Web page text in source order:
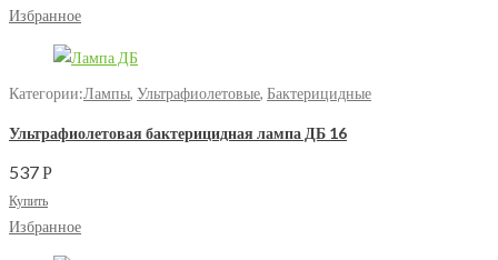
Избранное
Категории:Лампы, Ультрафиолетовые, Бактерицидные
Ультрафиолетовая бактерицидная лампа ДБ 16
537Р
Купить
Избранное